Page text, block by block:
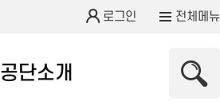
로그인 전체메뉴
공단소개